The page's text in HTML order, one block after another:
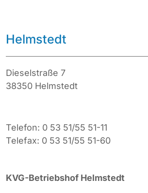
Helmstedt
Dieselstraße 7
38350 Helmstedt
Telefon: 0 53 51/55 51-11
Telefax: 0 53 51/55 51-60
KVG-Betriebshof Helmstedt